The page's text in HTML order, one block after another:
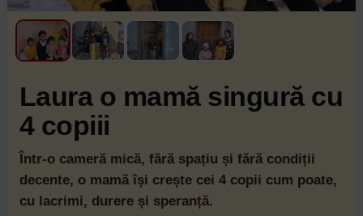
Laura o mamă singură cu
4 copiii
Într-o cameră mică, fără spațiu și fără condiții
decente, o mamă își crește cei 4 copii cum poate,
cu lacrimi, durere și speranță.